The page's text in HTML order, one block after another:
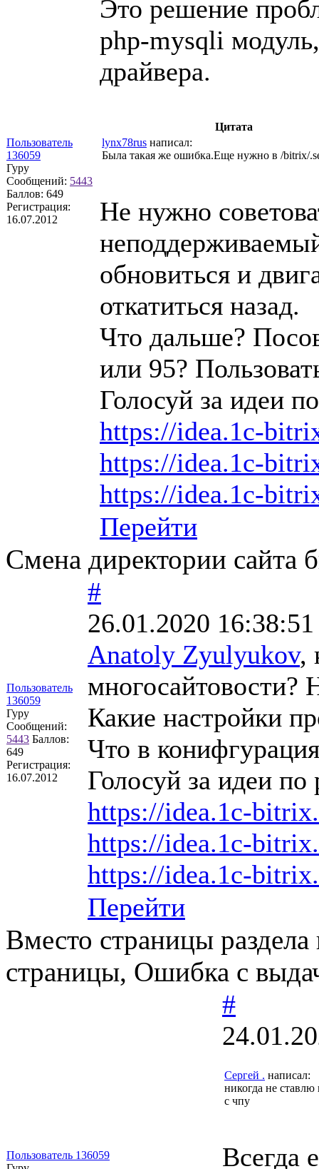
Пользователь
136059
Гуру
Сообщений: 5443
Баллов: 649
Регистрация:
16.07.2012
Это решение
php-mysqli
драйвера.
Цитата
lynx78rus написал:
Была такая же ошибка.Еще нужно в /bitrix/
Не нужно
обновиться и
откатиться назад.
Что дальше?
или 95?
Голосуй за идеи
https://idea.1c-
https://idea.1c-
https://idea.1c-
Перейти
Смена директории сайта
Пользователь
136059
Гуру
Сообщений:
5443 Баллов:
649
Регистрация:
16.07.2012
#
26.01.2020 16:38:51
Anatoly Zyulyukov,
многосайтовости?
Какие настройки
Что в
Голосуй за идеи
https://idea.1c-
https://idea.1c-
https://idea.1c-
Перейти
Вместо страницы
страницы, Ошибка с
Пользователь 136059
#
Сергей . написал:
никогда не ставлю
с чпу
Всегда